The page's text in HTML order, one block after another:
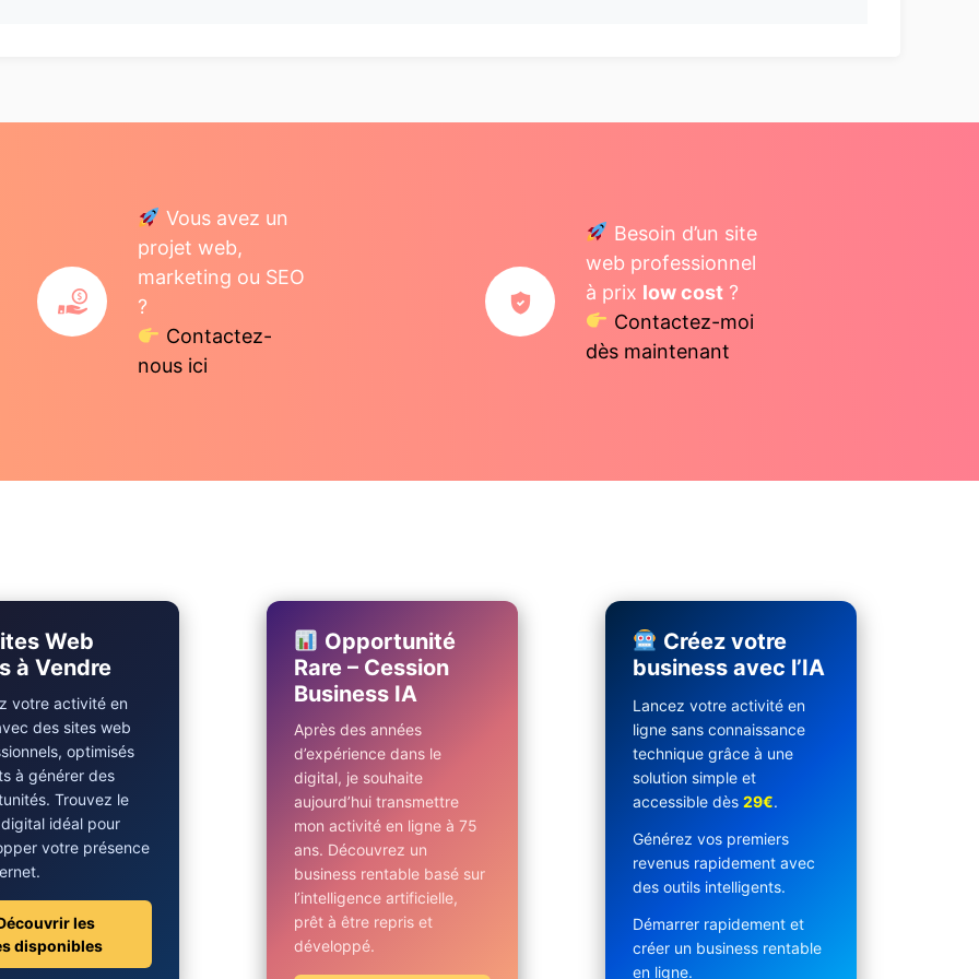
Vous avez un
projet web,
marketing ou SEO
?
Contactez-
nous ici
Besoin d’un site
web professionnel
à prix low cost ?
Contactez-moi
dès maintenant
Web
à Vendre
votre activité en
des sites web
optimisés
à générer des
Trouvez le
idéal pour
votre présence
les
disponibles
Opportunité
Rare – Cession
Business IA
Après des années
d’expérience dans le
digital, je souhaite
aujourd’hui transmettre
mon activité en ligne à 75
ans. Découvrez un
business rentable basé sur
l’intelligence artificielle,
prêt à être repris et
développé.
Créez votre
business avec l’IA
Lancez votre activité en
ligne sans connaissance
technique grâce à une
solution simple et
accessible dès 29€.
Générez vos premiers
revenus rapidement avec
des outils intelligents.
Démarrer rapidement et
créer un business rentable
en ligne.